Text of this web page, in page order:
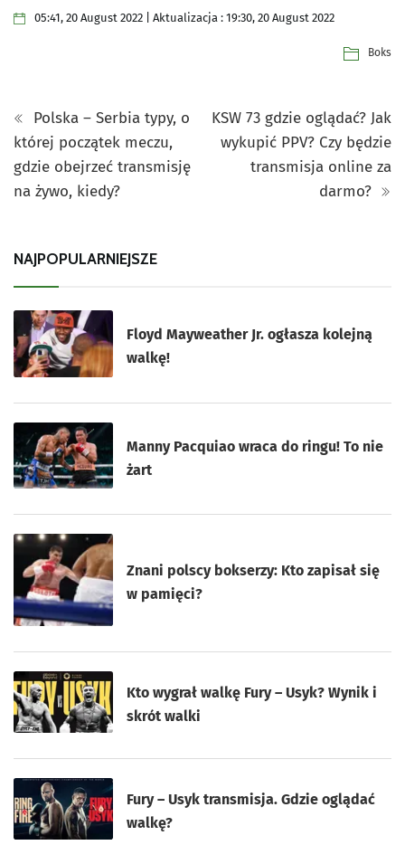
05:41, 20 August 2022 | Aktualizacja : 19:30, 20 August 2022
Boks
Polska – Serbia typy, o
której początek meczu,
gdzie obejrzeć transmisję
na żywo, kiedy?
KSW 73 gdzie oglądać? Jak
wykupić PPV? Czy będzie
transmisja online za
darmo?
NAJPOPULARNIEJSZE
Floyd Mayweather Jr. ogłasza kolejną
walkę!
Manny Pacquiao wraca do ringu! To nie
żart
Znani polscy bokserzy: Kto zapisał się
w pamięci?
Kto wygrał walkę Fury – Usyk? Wynik i
skrót walki
Fury – Usyk transmisja. Gdzie oglądać
walkę?